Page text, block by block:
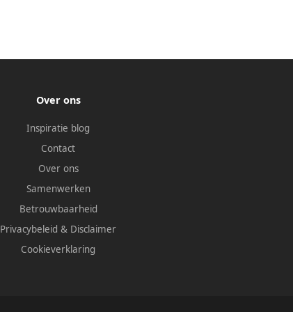
Over ons
Inspiratie blog
Contact
Over ons
Samenwerken
Betrouwbaarheid
Privacybeleid & Disclaimer
Cookieverklaring